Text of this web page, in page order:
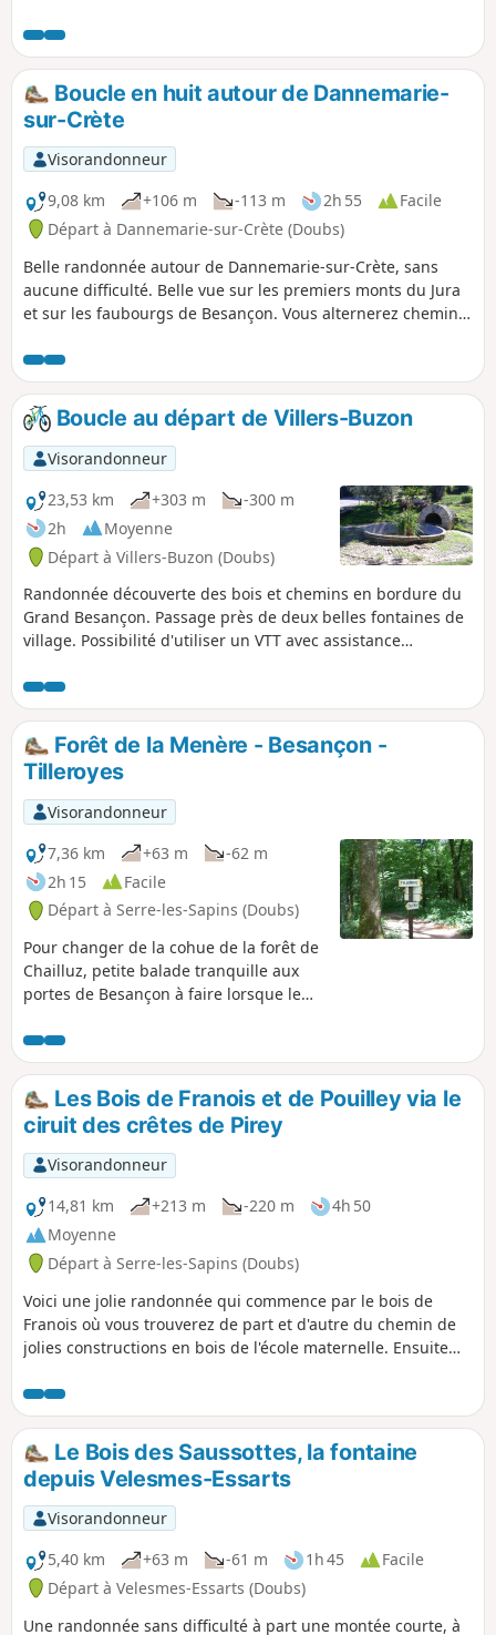
Boucle en huit autour de Dannemarie-
sur-Crète
Visorandonneur
9,08 km
+106 m -113 m 2h 55
Facile
Départ à Dannemarie-sur-Crète (Doubs)
Belle randonnée autour de Dannemarie-sur-Crète, sans
aucune difficulté. Belle vue sur les premiers monts du Jura
et sur les faubourgs de Besançon. Vous alternerez chemins
partie de la boucle vous emmènera dans des paysages plus
ruraux, avec découverte d'un espace aménagé par les
enfants des écoles (à visiter) et d'un lavoir désaffecté. Vous
pourrez donc, à votre guise, faire tout ou une partie de
cette randonnée.
Boucle au départ de Villers-Buzon
Visorandonneur
23,53 km
+303 m
-300 m
2h
Moyenne
Départ à Villers-Buzon (Doubs)
Randonnée découverte des bois et chemins en bordure du
Grand Besançon. Passage près de deux belles fontaines de
village. Possibilité d'utiliser un VTT avec assistance
Forêt de la Menère - Besançon -
Tilleroyes
Visorandonneur
7,36 km
+63 m
-62 m
2h 15
Facile
Départ à Serre-les-Sapins (Doubs)
Pour changer de la cohue de la forêt de
Chailluz, petite balade tranquille aux
portes de Besançon à faire lorsque le
Les Bois de Franois et de Pouilley via le
ciruit des crêtes de Pirey
Visorandonneur
14,81 km
+213 m -220 m
4h 50
Moyenne
Départ à Serre-les-Sapins (Doubs)
Voici une jolie randonnée qui commence par le bois de
Franois où vous trouverez de part et d'autre du chemin de
jolies constructions en bois de l'école maternelle. Ensuite
centre équestre. Vous longerez le chemin de crête de Pirey,
avec une vue sur le "champ de tir". Vous traverserez le
Mont de Pouilley, avec ses vestiges militaires, son ancienne
volière et son point de vue sur le village. Puis retour au
point de départ à Serre.
Le Bois des Saussottes, la fontaine
depuis Velesmes-Essarts
Visorandonneur
5,40 km
+63 m -61 m 1h 45
Facile
Départ à Velesmes-Essarts (Doubs)
Une randonnée sans difficulté à part une montée courte, à